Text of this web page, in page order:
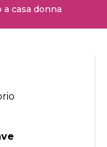
casa donna